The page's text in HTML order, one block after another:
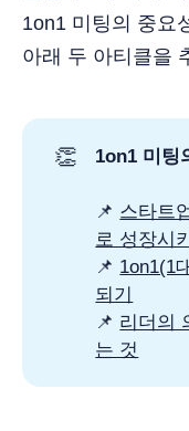
1on1 미팅의 중요
아래 두 아티클을
👏 1on1 미팅
📌 스타트
로 성장시
📌 1on1(1
되기
📌 리더의
는 것